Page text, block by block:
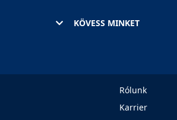
KÖVESS MINKET
Rólunk
Karrier